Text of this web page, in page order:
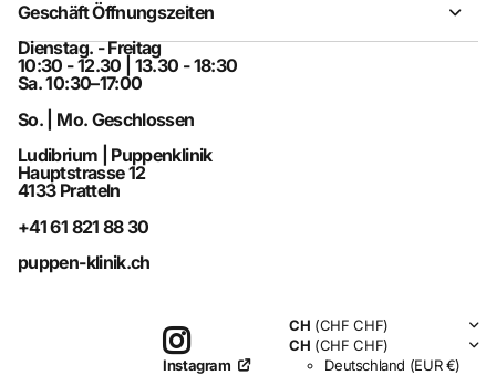
Geschäft Öffnungszeiten
Dienstag. - Freitag
10:30 - 12.30 | 13.30 - 18:30
Sa. 10:30–17:00
So. | Mo. Geschlossen
Ludibrium | Puppenklinik
Hauptstrasse 12
4133 Pratteln
+41 61 821 88 30
puppen-klinik.ch
Instagram
CH (CHF CHF)
CH (CHF CHF)
Deutschland (EUR €)